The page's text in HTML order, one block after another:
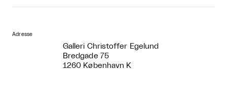
Adresse
Galleri Christoffer Egelund
Bredgade 75
1260 København K